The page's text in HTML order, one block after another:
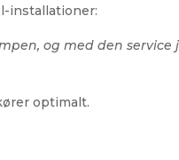
installationer:
og med den
optimalt.